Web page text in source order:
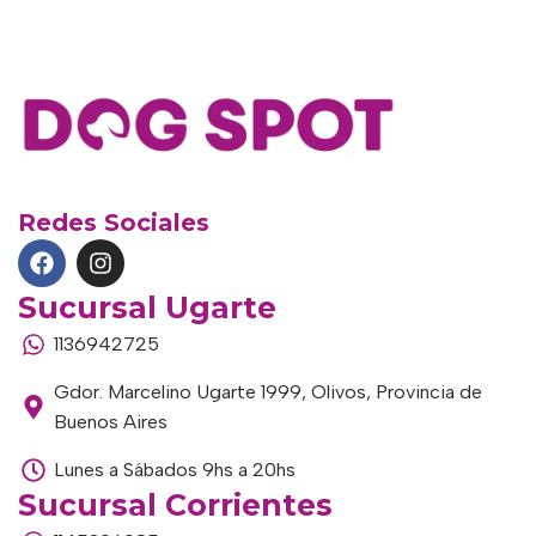
Redes Sociales
Sucursal Ugarte
1136942725
Gdor. Marcelino Ugarte 1999, Olivos, Provincia de
Buenos Aires
Lunes a Sábados 9hs a 20hs
Sucursal Corrientes